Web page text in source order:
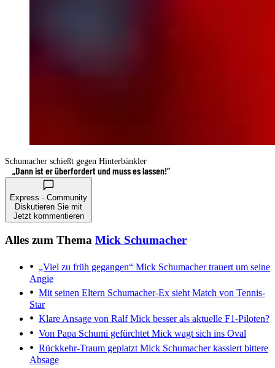
Schumacher schießt gegen Hinterbänkler
„Dann ist er überfordert und muss es lassen!“
Express · Community
Diskutieren Sie mit
Jetzt kommentieren
Alles zum Thema Mick Schumacher
„Viel zu früh gegangen“ Mick Schumacher trauert um seine
Angie
Mit seinen Eltern Schumacher-Ex sieht Match von Tennis-
Star
Klare Ansage von RalfMick besser als aktuelle F1-Piloten?
Von Papa Schumi gefürchtet Mick wagt sich ins Oval
Rückkehr-Traum geplatzt Mick Schumacher kassiert bittere
Absage